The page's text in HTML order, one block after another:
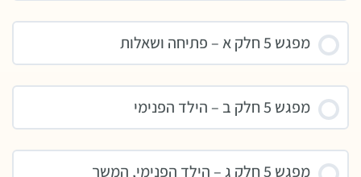
מפגש 5 חלק א – פתיחה ושאלות
מפגש 5 חלק ב – הילד הפנימי
מפגש 5 חלק ג – הילד הפנימי, המשך